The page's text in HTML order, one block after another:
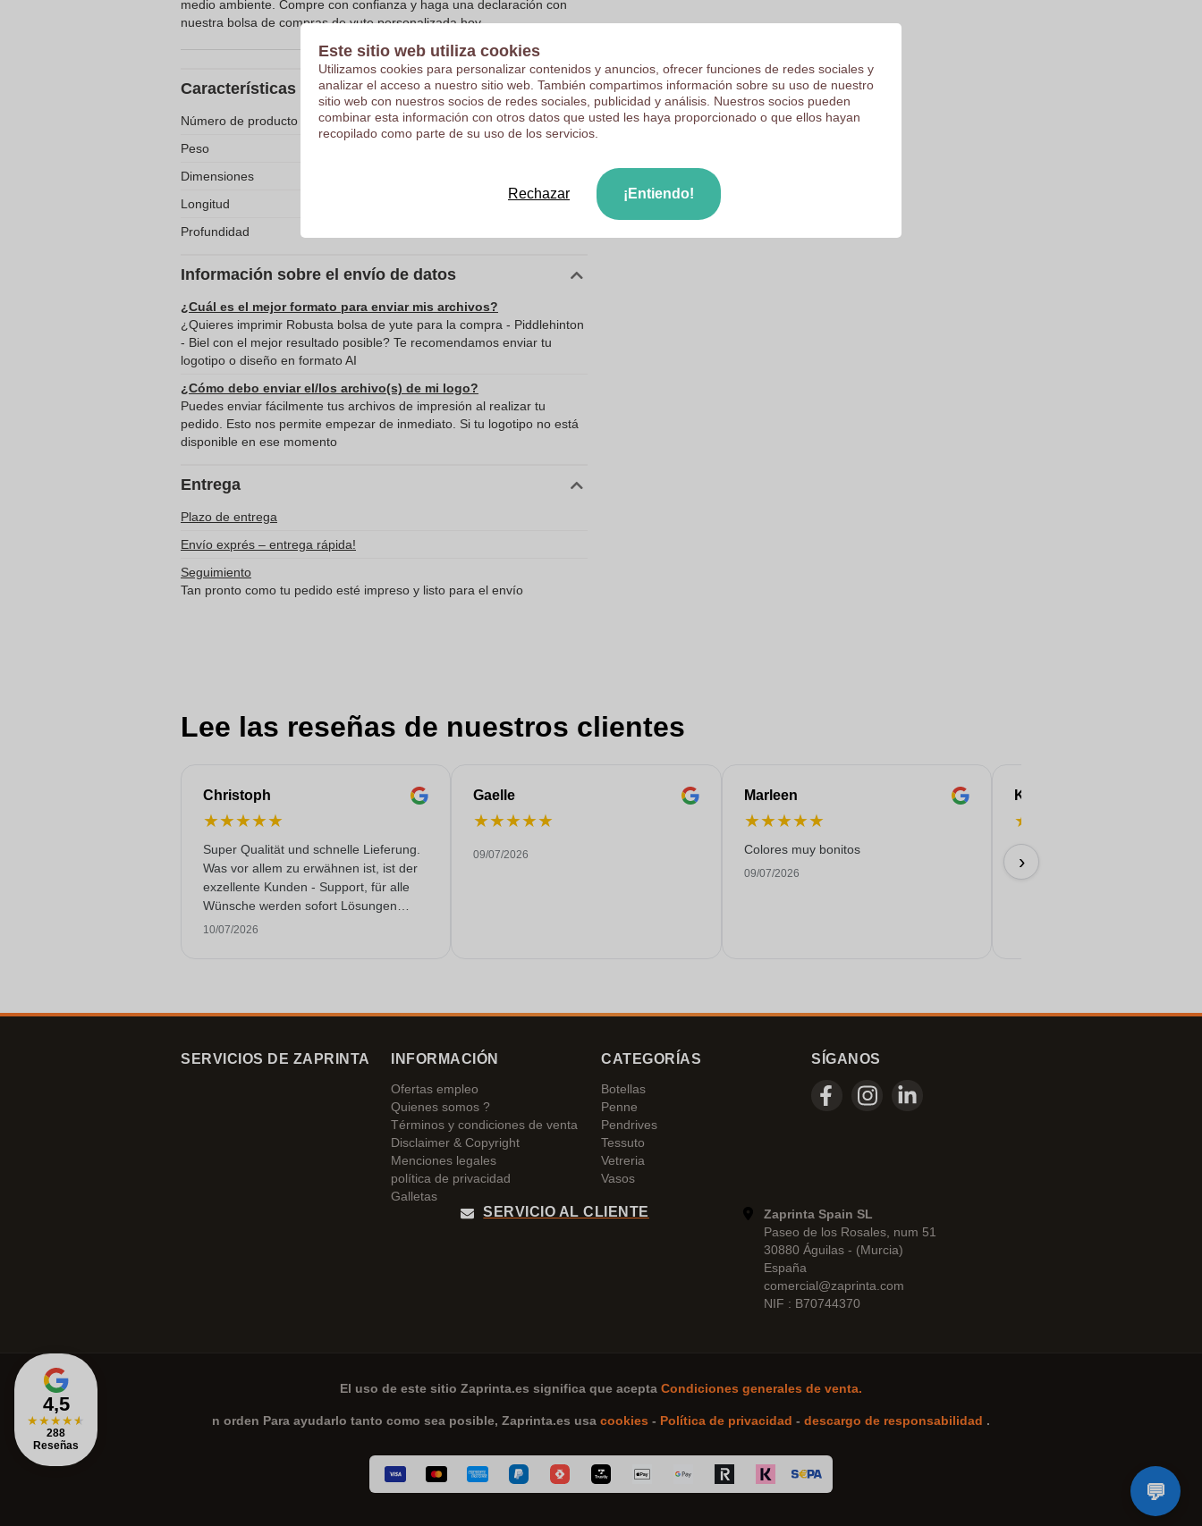
medio ambiente. Compre con confianza y haga una declaración con
nuestra bolsa de compras de yute personalizada hoy.
Características
Número de producto
10185700
Peso
Dimensiones
Longitud
400 mm
Profundidad
Información sobre el envío de datos
¿Cuál es el mejor formato para enviar mis archivos?
¿Quieres imprimir Robusta bolsa de yute para la compra - Piddlehinton
- Biel con el mejor resultado posible? Te recomendamos enviar tu
logotipo o diseño en formato AI
¿Cómo debo enviar el/los archivo(s) de mi logo?
Puedes enviar fácilmente tus archivos de impresión al realizar tu
pedido. Esto nos permite empezar de inmediato. Si tu logotipo no está
disponible en ese momento
Entrega
Plazo de entrega
Envío exprés – entrega rápida!
Seguimiento
Tan pronto como tu pedido esté impreso y listo para el envío
Lee las reseñas de nuestros clientes
Christoph
★★★★★
Super Qualität und schnelle Lieferung.
Was vor allem zu erwähnen ist, ist der
exzellente Kunden - Support, für alle
Wünsche werden sofort Lösungen
gefunden. Keine KI Gespräche. Sehr
10/07/2026
Gaelle
★★★★★
09/07/2026
Marleen
★★★★★
Colores muy bonitos
09/07/2026
Karine
★
09/07/2026
›
4,5
★★★★★
288
Reseñas
SERVICIOS DE ZAPRINTA INFORMACIÓN
Ofertas empleo
Quienes somos ?
Términos y condiciones de venta
Disclaimer & Copyright
Menciones legales
política de privacidad
Galletas
CATEGORÍAS
Botellas
Penne
Pendrives
Tessuto
Vetreria
Vasos
SÍGANOS
SERVICIO AL CLIENTE
Zaprinta Spain SL
Paseo de los Rosales, num 51
30880 Águilas - (Murcia)
España
comercial@zaprinta.com
NIF : B70744370
El uso de este sitio Zaprinta.es significa que acepta Condiciones generales de venta.
n orden Para ayudarlo tanto como sea posible, Zaprinta.es usa cookies - Política de privacidad - descargo de responsabilidad .
Este sitio web utiliza cookies
Utilizamos cookies para personalizar contenidos y anuncios, ofrecer funciones de redes sociales y
analizar el acceso a nuestro sitio web. También compartimos información sobre su uso de nuestro
sitio web con nuestros socios de redes sociales, publicidad y análisis. Nuestros socios pueden
combinar esta información con otros datos que usted les haya proporcionado o que ellos hayan
recopilado como parte de su uso de los servicios.
Rechazar ¡Entiendo!